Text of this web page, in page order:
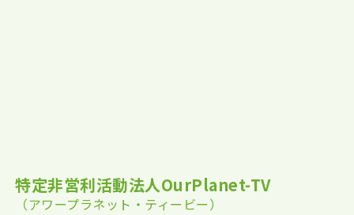
特定非営利活動法人OurPlanet-TV
（アワープラネット・ティービー）